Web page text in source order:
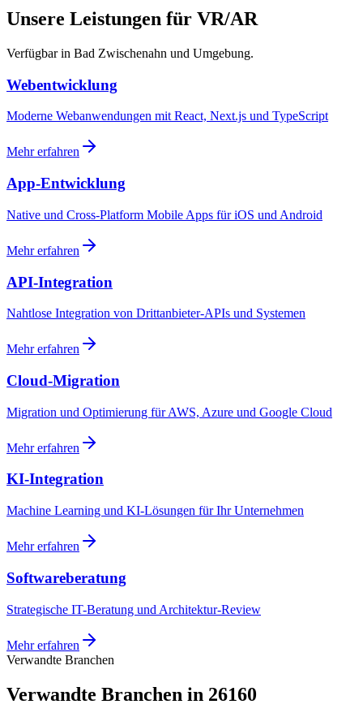
Unsere Leistungen für VR/AR
Verfügbar in Bad Zwischenahn und Umgebung.
Webentwicklung
Moderne Webanwendungen mit React, Next.js und TypeScript
Mehr erfahren
App-Entwicklung
Native und Cross-Platform Mobile Apps für iOS und Android
Mehr erfahren
API-Integration
Nahtlose Integration von Drittanbieter-APIs und Systemen
Mehr erfahren
Cloud-Migration
Migration und Optimierung für AWS, Azure und Google Cloud
Mehr erfahren
KI-Integration
Machine Learning und KI-Lösungen für Ihr Unternehmen
Mehr erfahren
Softwareberatung
Strategische IT-Beratung und Architektur-Review
Mehr erfahren
Verwandte Branchen
Verwandte Branchen in 26160